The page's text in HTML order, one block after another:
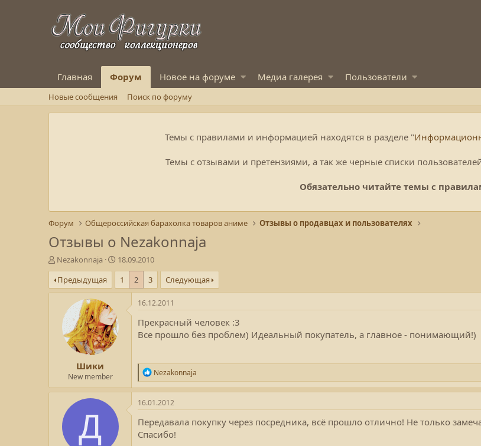
Главная Форум Новое на форуме Медиа галерея Пользователи
Новые сообщения Поиск по форуму
Темы с правилами и информацией находятся в разделе "
Темы с отзывами и претензиями, а так же черные списки
Обязательно читайте темы с
Форум Общероссийская барахолка товаров аниме Отзывы о продавцах и пользователях
Отзывы о Nezakonnaja
А
в
т
о
Nezakonnaja
Д
а
а
з
д
18.09.2010
Предыдущая
1 2 3 Следующая
Шики
New member
16.12.2011
Прекрасный человек :3
Все прошло без проблем) Идеальный покупатель, а главное - понимающий!)
Р
е
а
к
ц
и
и
:
Nezakonnaja
Д
16.01.2012
Передавала покупку через посредника, всё прошло отлично! Не только
Спасибо!